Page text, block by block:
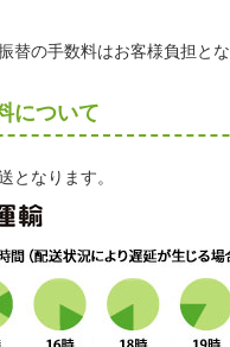
替の手数料はお客様負担とな
について
となります。